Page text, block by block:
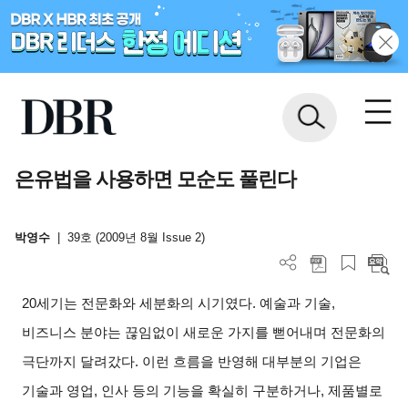
은유법을 사용하면 모순도 풀린다
박영수 39호 (2009년 8월 Issue 2)
20세기는 전문화와 세분화의 시기였다. 예술과 기술,
비즈니스 분야는 끊임없이 새로운 가지를 뻗어내며 전문화의
극단까지 달려갔다. 이런 흐름을 반영해 대부분의 기업은
기술과 영업, 인사 등의 기능을 확실히 구분하거나, 제품별로